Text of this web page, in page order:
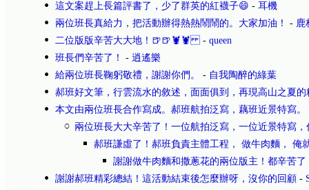
這文案趕上長篇評書了，少了群英的紅襪子😄 - 耳機
兩位班長真給力，把活動辦得熱熱鬧鬧的。大家加油！
- 鹿
二位版版辛苦大大地！🍺🍺🦞🦞 - queen
班長們辛苦了！
- 逍遙樂
給兩位班長鞠躬敬禮，謝謝你們。
- 自我陶醉的綠葉
郝班好文筆，行雲流水的敘述，面面俱到，再現高山之夏的
本文由兩位班長合作寫成。郝班航拍泛寫，藕班近景特寫。
兩位班長大大辛苦了！一位航拍泛寫，一位近景特寫
郝班謙虛了！郝班負責主體工程， 做牛肉麵， 俺
謝謝做牛肉麵和撒蔥花的兩位版主！都辛苦了
謝謝郝班精彩總結！這活動結束後怎麼辦呀，沒你的回顧 -